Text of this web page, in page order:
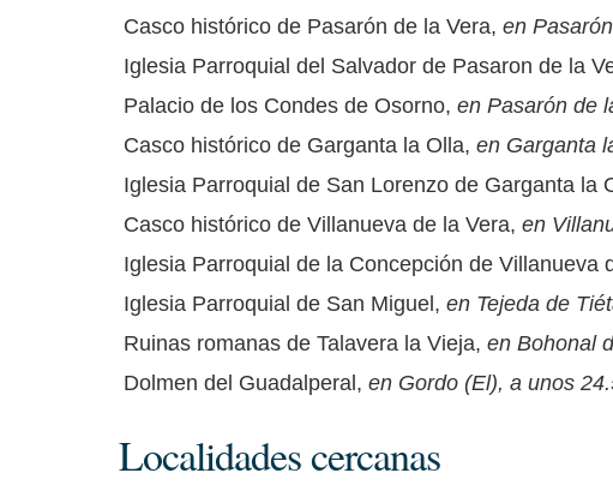
Casco histórico de Pasarón de la Vera, en
Iglesia Parroquial del Salvador de Pasaron de la
Palacio de los Condes de Osorno, en Pasarón de
Casco histórico de Garganta la Olla, en Garganta
Iglesia Parroquial de San Lorenzo de Garganta la
Casco histórico de Villanueva de la Vera, en
Iglesia Parroquial de la Concepción de Villanueva
Iglesia Parroquial de San Miguel, en Tejeda de
Ruinas romanas de Talavera la Vieja, en Bohonal
Dolmen del Guadalperal, en Gordo (El), a unos
Localidades cercanas